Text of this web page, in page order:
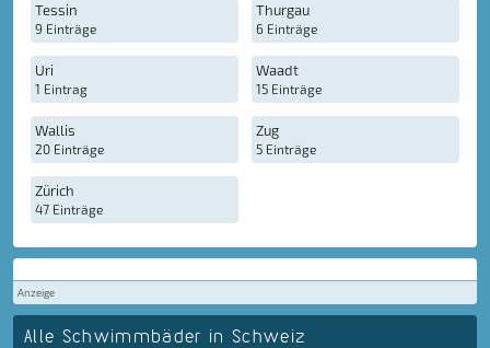
Tessin
9 Einträge
Thurgau
6 Einträge
Uri
1 Eintrag
Waadt
15 Einträge
Wallis
20 Einträge
Zug
5 Einträge
Zürich
47 Einträge
Anzeige
Alle Schwimmbäder in Schweiz